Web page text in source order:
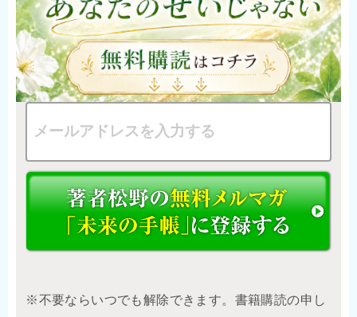
※不要ならいつでも解除できます。書籍購読の申し